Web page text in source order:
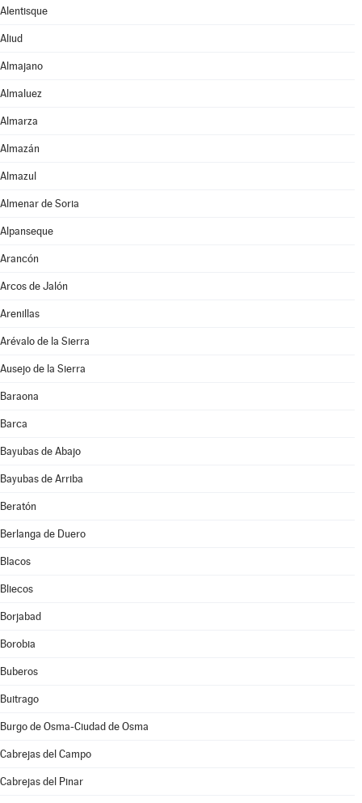
Alentisque
Aliud
Almajano
Almaluez
Almarza
Almazán
Almazul
Almenar de Soria
Alpanseque
Arancón
Arcos de Jalón
Arenillas
Arévalo de la Sierra
Ausejo de la Sierra
Baraona
Barca
Bayubas de Abajo
Bayubas de Arriba
Beratón
Berlanga de Duero
Blacos
Bliecos
Borjabad
Borobia
Buberos
Buitrago
Burgo de Osma-Ciudad de Osma
Cabrejas del Campo
Cabrejas del Pinar